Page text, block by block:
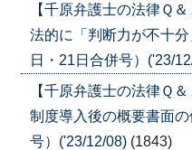
【千原弁護士の法律
法的に「判断力が不十
日・21日合併号）('23/
【千原弁護士の法律
制度導入後の概要書面
号）('23/12/08) (1843)